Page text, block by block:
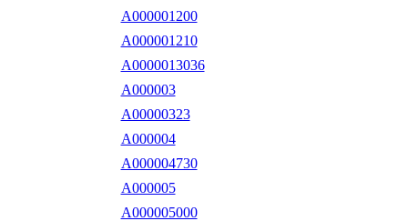
A000001200
A000001210
A0000013036
A000003
A00000323
A000004
A000004730
A000005
A000005000